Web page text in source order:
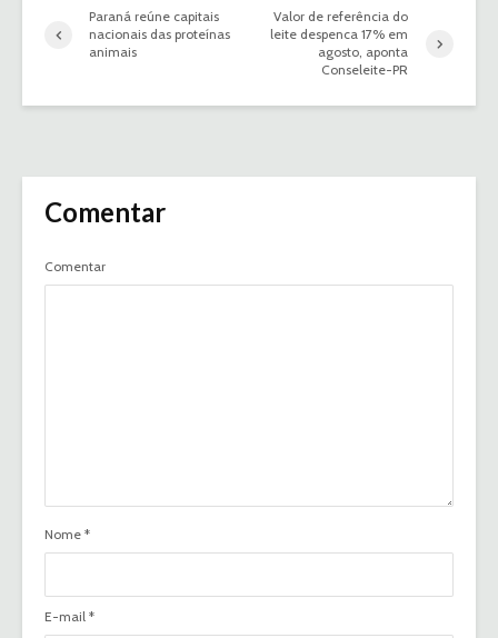
Paraná reúne capitais
nacionais das proteínas
animais
Valor de referência do
leite despenca 17% em
agosto, aponta
Conseleite-PR
Comentar
Comentar
Nome *
E-mail *